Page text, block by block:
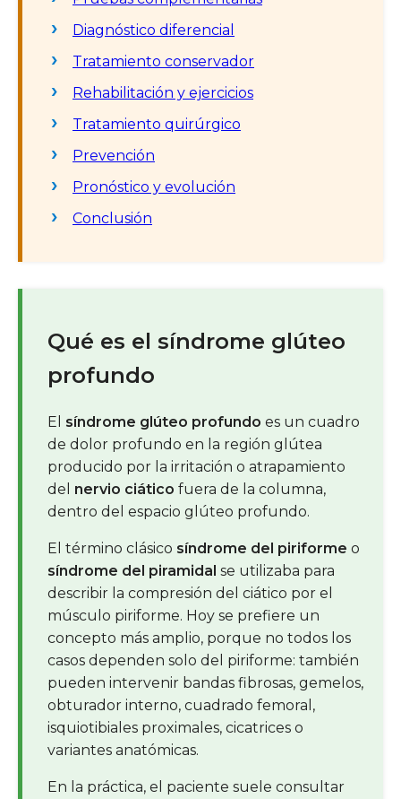
Diagnóstico diferencial
Tratamiento conservador
Rehabilitación y ejercicios
Tratamiento quirúrgico
Prevención
Pronóstico y evolución
Conclusión
Qué es el síndrome glúteo
profundo
El síndrome glúteo profundo es un cuadro
de dolor profundo en la región glútea
producido por la irritación o atrapamiento
del nervio ciático fuera de la columna,
dentro del espacio glúteo profundo.
El término clásico síndrome del piriforme o
síndrome del piramidal se utilizaba para
describir la compresión del ciático por el
músculo piriforme. Hoy se prefiere un
concepto más amplio, porque no todos los
casos dependen solo del piriforme: también
pueden intervenir bandas fibrosas, gemelos,
obturador interno, cuadrado femoral,
isquiotibiales proximales, cicatrices o
variantes anatómicas.
En la práctica, el paciente suele consultar